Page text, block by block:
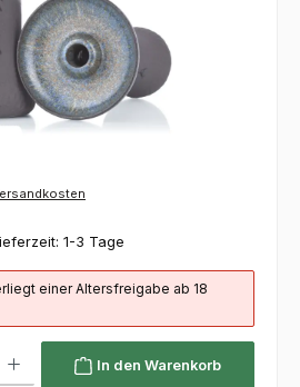
1-3 Tage
einer Altersfreigabe ab 18
In den Warenkorb